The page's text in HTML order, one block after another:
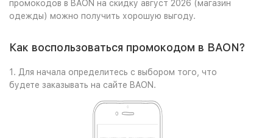
промокодов в BAON на скидку август 2026 (магазин
одежды) можно получить хорошую выгоду.
Как воспользоваться промокодом в BAON?
1. Для начала определитесь с выбором того, что
будете заказывать на сайте BAON.